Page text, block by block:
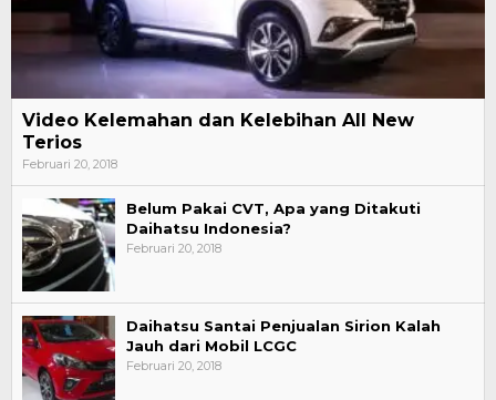
Video Kelemahan dan Kelebihan All New
Terios
Februari 20, 2018
Belum Pakai CVT, Apa yang Ditakuti
Daihatsu Indonesia?
Februari 20, 2018
Daihatsu Santai Penjualan Sirion Kalah
Jauh dari Mobil LCGC
Februari 20, 2018